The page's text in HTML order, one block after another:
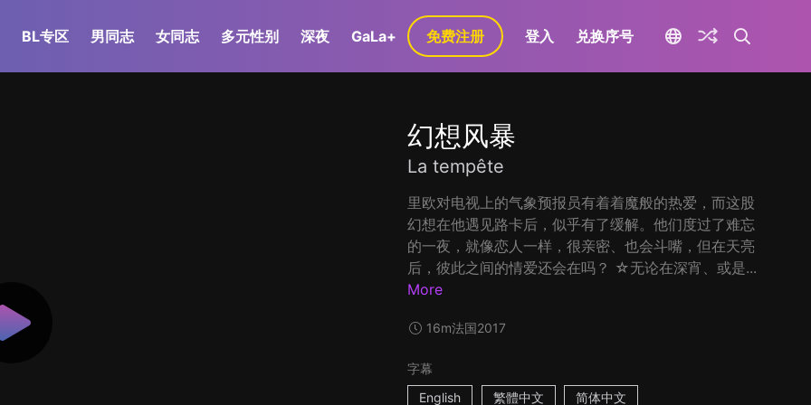
BL专区 男同志 女同志 多元性别 深夜 GaLa+ 免费注册 登入 兑换序号
幻想风暴
La tempête
里欧对电视上的气象预报员有着着魔般的热爱，而这股
幻想在他遇见路卡后，似乎有了缓解。他们度过了难忘
的一夜，就像恋人一样，很亲密、也会斗嘴，但在天亮
后，彼此之间的情爱还会在吗？ ☆无论在深宵、或是...
More
16m法国2017
字幕
English
繁體中文 简体中文